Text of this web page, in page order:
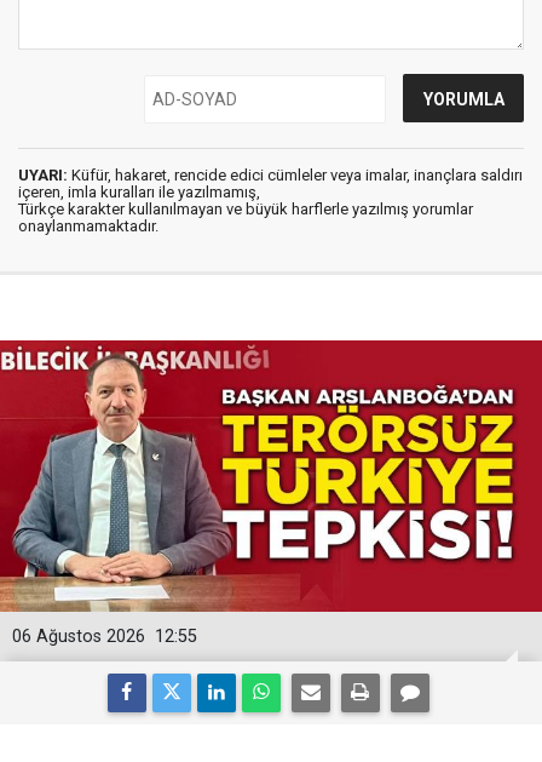
UYARI: Küfür, hakaret, rencide edici cümleler veya imalar, inançlara saldırı
içeren, imla kuralları ile yazılmamış,
Türkçe karakter kullanılmayan ve büyük harflerle yazılmış yorumlar
onaylanmamaktadır.
12:55
06 Ağustos 2026